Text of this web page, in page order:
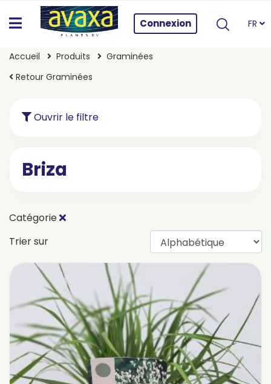
Connexion FR
Accueil Produits
Graminées
Retour Graminées
Ouvrir le filtre
Briza
Catégorie
Trier sur